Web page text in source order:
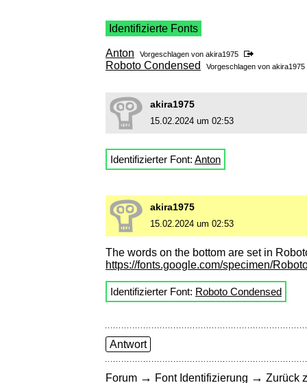
Identifizierte Fonts
Anton Vorgeschlagen von akira1975
Roboto Condensed Vorgeschlagen von akira1975
akira1975
15.02.2024 um 02:53
Identifizierter Font: Anton
akira1975
15.02.2024 um 02:53
The words on the bottom are set in
https://fonts.google.com/specimen/
Identifizierter Font: Roboto Condensed
Antwort
Forum → Font Identifizierung → Zurück